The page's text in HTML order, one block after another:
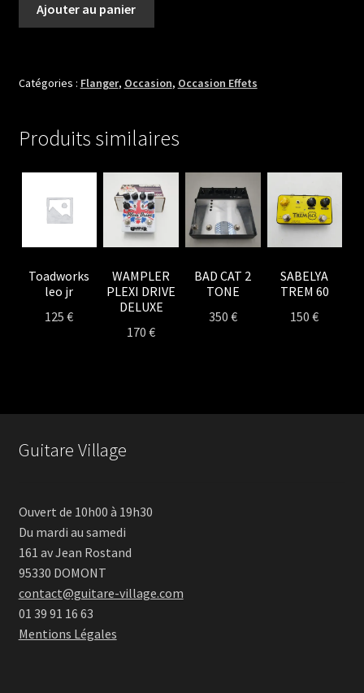
OBLIVION
Ajouter au panier
Catégories : Flanger, Occasion, Occasion Effets
Produits similaires
Toadworks
leo jr
125€
WAMPLER
PLEXI DRIVE
DELUXE
170€
BAD CAT 2
TONE
350 €
SABELYA
TREM 60
150€
Guitare Village
Ouvert de 10h00 à 19h30
Du mardi au samedi
161 av Jean Rostand
95330 DOMONT
contact@guitare-village.com
01 39 91 16 63
Mentions Légales